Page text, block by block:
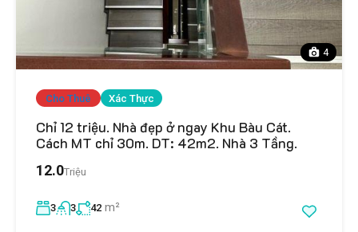
4
Cho Thuê Xác Thực
Chỉ 12 triệu. Nhà đẹp ở ngay Khu Bàu Cát.
Cách MT chỉ 30m. DT: 42m2. Nhà 3 Tầng.
12.0Triệu
3 3 42 m²